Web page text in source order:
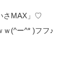
さMAX」♡
(^ー^* )フフ♪